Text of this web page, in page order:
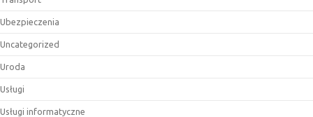
Ubezpieczenia
Uncategorized
Uroda
Usługi
Usługi informatyczne